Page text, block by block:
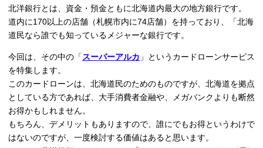
北洋銀行とは、資金・預金ともに北海道内最大の地方銀行です。
道内に170以上の店舗（札幌市内に74店舗）を持っており、「北海
道民なら誰でも知っているメジャーな銀行です。
今回は、その中の「スーパーアルカ 」というカードローンサービス
を特集します。
このカードローンは、北海道民のためのものですが、北海道を拠点
としている方であれば、大手消費者金融や、メガバンクよりも断然
お得かもしれません。
もちろん、デメリットもありますので、誰にでもお得というわけで
はないのですが、一度検討する価値はあると思います。